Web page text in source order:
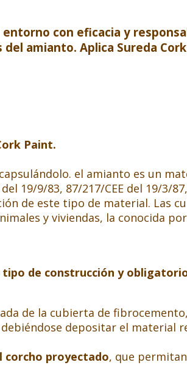
con eficacia y
amianto. Aplica Sureda
Paint.
el amianto es un
19/9/83, 87/217/CEE del 19/3/
de este tipo de material. Las
y viviendas, la conocida
de construcción y
de la cubierta de
depositar el material
corcho proyectado, que